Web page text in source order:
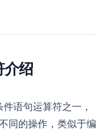
介绍
语句运算符之一，
同的操作，类似于编